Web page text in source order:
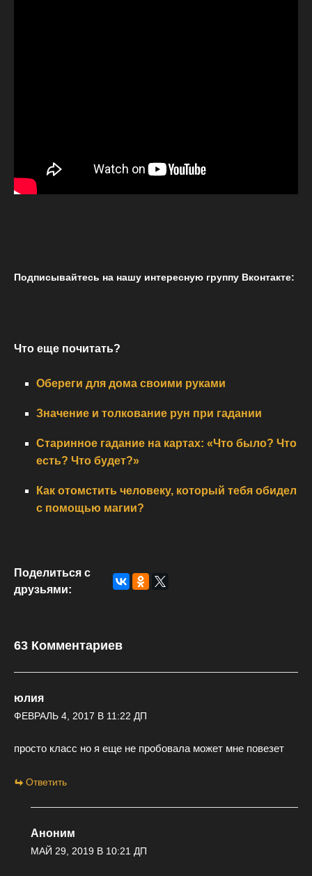
Подписывайтесь на нашу интересную группу Вконтакте:
Что еще почитать?
Обереги для дома своими руками
Значение и толкование рун при гадании
Старинное гадание на картах: «Что было? Что
есть? Что будет?»
Как отомстить человеку, который тебя обидел
с помощью магии?
Поделиться с
друзьями:
63 Комментариев
юлия
ФЕВРАЛЬ 4, 2017 В 11:22 ДП
просто класс но я еще не пробовала может мне повезет
Ответить
Аноним
МАЙ 29, 2019 В 10:21 ДП